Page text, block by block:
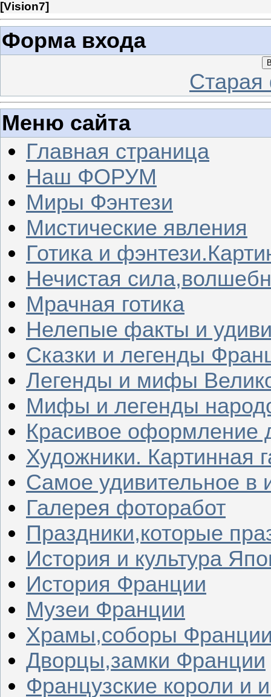
[Vision7]
Форма входа
Меню сайта
Главная страница
Наш ФОРУМ
Миры Фэнтези
Мистические явления
Готика и
Нечистая
Мрачная готика
Нелепые факты и
Сказки и легенды
Легенды и мифы
Мифы и легенды
Красивое оформление
Художники. Картинная
Самое удивительное в
Галерея фоторабот
Праздники,которые
История и культура
История Франции
Музеи Франции
Храмы,соборы
Дворцы,замки Франции
Французские короли и